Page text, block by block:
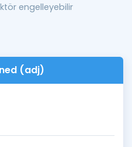
engelleyebilir
(adj)